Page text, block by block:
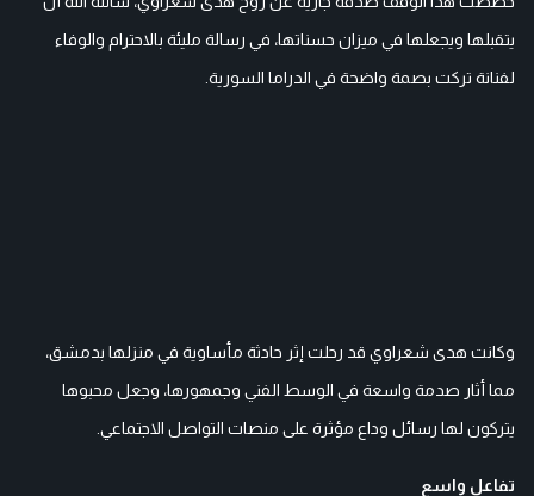
يتقبلها ويجعلها في ميزان حسناتها، في رسالة مليئة بالاحترام والوفاء
لفنانة تركت بصمة واضحة في الدراما السورية.
وكانت هدى شعراوي قد رحلت إثر حادثة مأساوية في منزلها بدمشق،
مما أثار صدمة واسعة في الوسط الفني وجمهورها، وجعل محبوها
يتركون لها رسائل وداع مؤثرة على منصات التواصل الاجتماعي.
تفاعل واسع